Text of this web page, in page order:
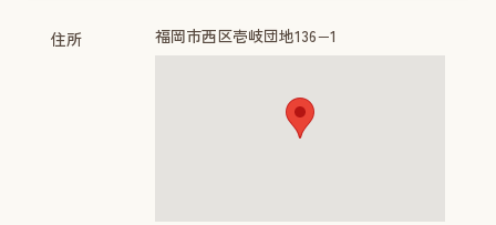
住所 福岡市西区壱岐団地136−1